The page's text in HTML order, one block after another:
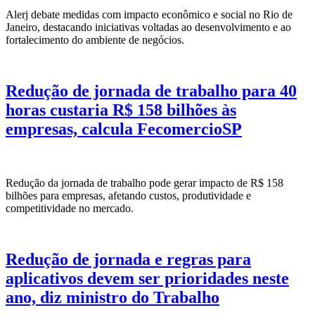
Alerj debate medidas com impacto econômico e social no Rio de
Janeiro, destacando iniciativas voltadas ao desenvolvimento e ao
fortalecimento do ambiente de negócios.
Redução de jornada de trabalho para 40
horas custaria R$ 158 bilhões às
empresas, calcula FecomercioSP
Redução da jornada de trabalho pode gerar impacto de R$ 158
bilhões para empresas, afetando custos, produtividade e
competitividade no mercado.
Redução de jornada e regras para
aplicativos devem ser prioridades neste
ano, diz ministro do Trabalho